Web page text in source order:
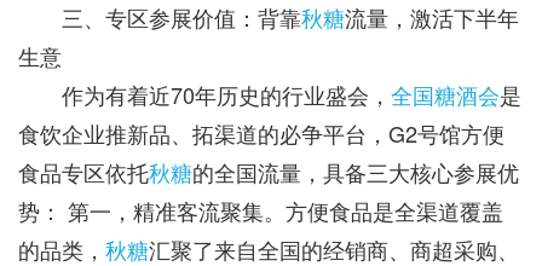
三、专区参展价值：背靠秋糖流量，激活下半年
生意
作为有着近70年历史的行业盛会， 全国糖酒会是
食饮企业推新品、拓渠道的必争平台，G2号馆方便
食品专区依托秋糖的全国流量，具备三大核心参展优
势： 第一，精准客流聚集。方便食品是全渠道覆盖
的品类， 秋糖汇聚了来自全国的经销商、商超采购、